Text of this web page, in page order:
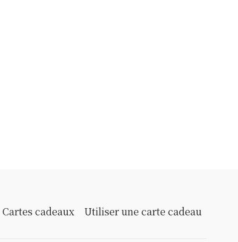
Cartes cadeaux Utiliser une carte cadeau